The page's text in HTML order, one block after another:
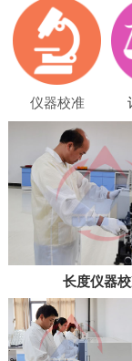
仪器校准
长度仪器